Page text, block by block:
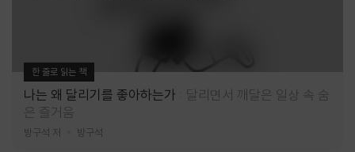
한 줄로 읽는 책
나는 왜 달리기를 좋아하는가
달리면서 깨달은 일상 속 숨
은 즐거움
방구석 저 방구석